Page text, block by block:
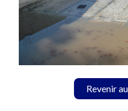
Revenir